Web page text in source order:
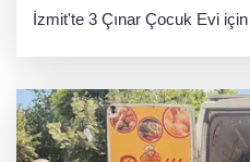
İzmit'te 3 Çınar Çocuk Evi